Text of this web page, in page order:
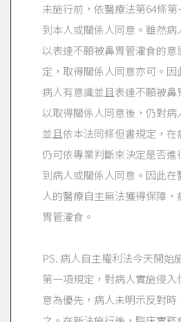
未施行前，依醫療法第64條
到本人或關係人同意。雖然
以表達不願被鼻胃管灌食的
定，取得關係人同意亦可。
病人有意識並且表達不願被
以取得關係人同意後，仍對病
並且依本法同條但書規定，
仍可依專業判斷來決定是否
到病人或關係人同意。因此
人的醫療自主無法獲得保障
胃管灌食。
PS. 病人自主權利法今天開始
第一項規定，對病人實施侵
意為優先，病人未明示反對